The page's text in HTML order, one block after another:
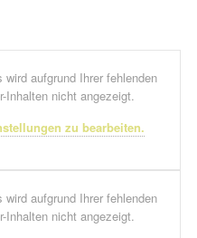
aufgrund Ihrer fehlenden
Inhalten nicht angezeigt.
zu bearbeiten.
aufgrund Ihrer fehlenden
Inhalten nicht angezeigt.